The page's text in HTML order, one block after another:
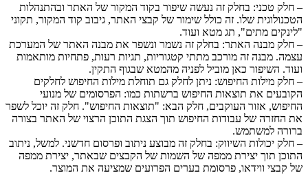
– חלק טכני: בחלק זה נעשה שיפור בקוד המקור של האתר ובהתנהלות
הטכנולוגית שלו. זה כולל שימור של קבצי האתר, גיבוב קוד המקור, תקוני
"לינקים מתים", תג מטא ועוד.
– חלק מבנה האתר: בחלק זה נשמר ונשפר את מבנה האתר של המערכת
עצמה. מבנה זה מורכב מתתי קטגוריות, תגיות רעות, פתחיות מותאמות
ועוד. השיפור כאן מוביל לפניה מהמטא שבגוף התקין.
– חלק מילות החיפוש: ניתן לחלק גם תוחלת מילות החיפוש לחלקים
הקובעים את תוצאות החיפוש ברשתות כמו: הפרסומים של מנועי
החיפוש, אזור העוקבים, חלק הבא: "תוצאות החיפוש". חלק זה יוכל לשפר
את החזרה של עבודות החיפוש תוך הצגת התוכן הרצוי של האתר בצורה
ברורה למשתמש.
– חלק יכולות השיווק: בחלק זה מבוצע ניתוב ופרסום חדשני. למשל, ניתוב
התוכן תוך יצירת ממפה של השמות של הקבצים שבאתר, יצירת ממפה
של קבצי ווידאו, פרסומת בערים הפרועים שמציעה את המוצר.